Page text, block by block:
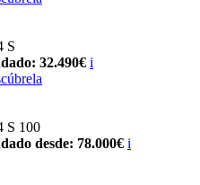
S
32.490€ i
S 100
desde: 78.000€ i